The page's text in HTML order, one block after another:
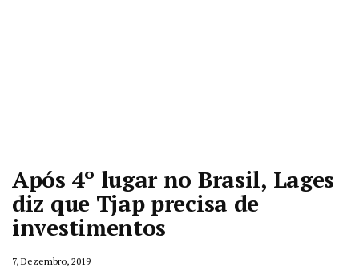
Após 4º lugar no Brasil, Lages
diz que Tjap precisa de
investimentos
7, Dezembro, 2019